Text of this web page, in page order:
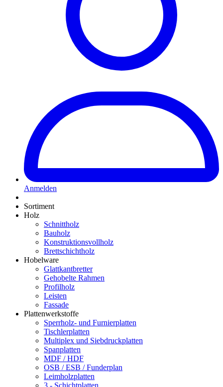
Anmelden
Sortiment
Holz
Schnittholz
Bauholz
Konstruktionsvollholz
Brettschichtholz
Hobelware
Glattkantbretter
Gehobelte Rahmen
Profilholz
Leisten
Fassade
Plattenwerkstoffe
Sperrholz- und Furnierplatten
Tischlerplatten
Multiplex und Siebdruckplatten
Spanplatten
MDF / HDF
OSB / ESB / Funderplan
Leimholzplatten
3 - Schichtplatten